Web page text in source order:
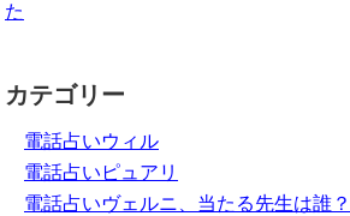
た
カテゴリー
電話占いウィル
電話占いピュアリ
電話占いヴェルニ、当たる先生は誰？